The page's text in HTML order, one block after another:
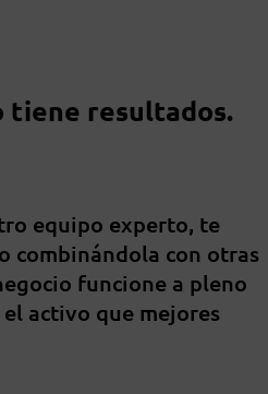
tiene resultados.
equipo experto, te
combinándola con otras
funcione a pleno
activo que mejores